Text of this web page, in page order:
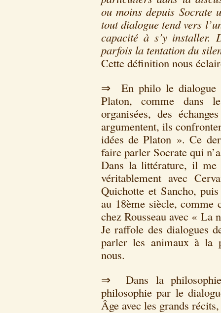
ou moins depuis Socrate
tout dialogue tend vers
capacité à s’y installer.
parfois la tentation du
Cette définition nous
⇒ En philo le dialogue
Platon, comme dans
organisées, des
argumentent, ils
idées de Platon ». Ce
faire parler Socrate qui
Dans la littérature, il me
véritablement avec
Quichotte et Sancho,
au 18ème siècle,
chez Rousseau avec « La
Je raffole des dialogues
parler les animaux à la
nous.
⇒ Dans la
philosophie par le
Âge avec les grands